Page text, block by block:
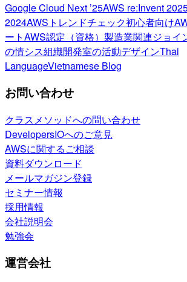
Google Cloud Next ’25AWS re:Invent
2024AWSトレンドチェック初心者向け
ートAWS認定（資格） 製造業関連ジョイ
の情シス組織開発室の活動デザインThai
LanguageVietnamese Blog
お問い合わせ
クラスメソッドへの問い合わせ
DevelopersIOへのご意見
AWSに関するご相談
資料ダウンロード
メールマガジン登録
セミナー情報
採用情報
会社説明会
勉強会
運営会社